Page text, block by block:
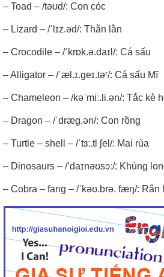
– Toad – /təʊd/: Con cóc
– Lizard – /ˈlɪz.əd/: Thằn lằn
– Crocodile – /ˈkrɒk.ə.daɪl/: Cá sấu
– Alligator – /ˈæl.ɪ.geɪ.təʳ/: Cá sấu Mĩ
– Chameleon – /kəˈmiː.li.ən/: Tắc kè
– Dragon – /ˈdræg.ən/: Con rồng
– Turtle – shell – /ˈtɜː.tl ʃel/: Mai rùa
– Dinosaurs – /’daɪnəʊsɔː/: Khủng
– Cobra – fang – /ˈkəʊ.brə. fæŋ/: Rắn